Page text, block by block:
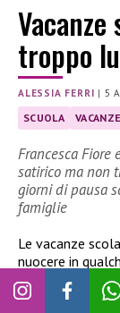
troppo
ALESSIA FERRI | 5
SCUOLA
Francesca
satirico ma non
giorni di pausa
famiglie
Le vacanze
nuocere in
eSarah
satirico ma non